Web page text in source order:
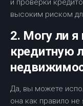
и проверки
высоким риском
2. Могу ли я
кредитную
Да, вы можете
она как правило